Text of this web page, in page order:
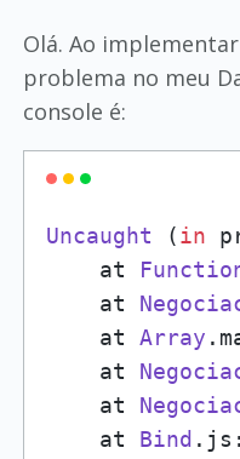
Olá. Ao
problema no meu
console é:
Uncaught (in
    at
    at
    at
Array .
    at
    at
    at
Bind . js :